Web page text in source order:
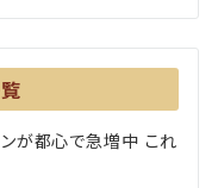
が都心で急増中 これ